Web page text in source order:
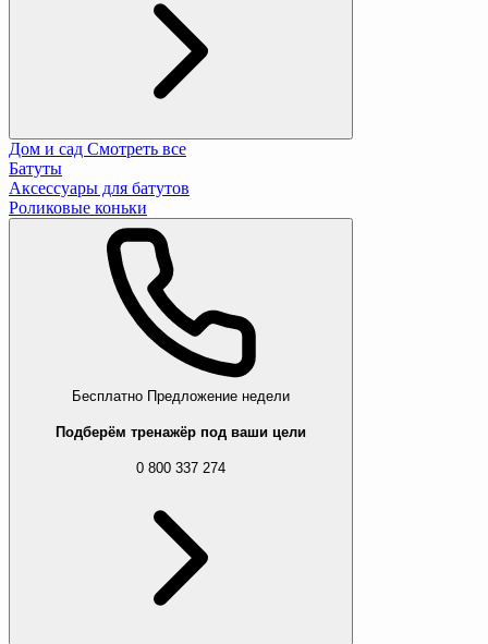
Дом и сад Смотреть все
Батуты
Аксессуары для батутов
Роликовые коньки
Бесплатно Предложение недели
Подберём тренажёр под ваши цели
0 800 337 274